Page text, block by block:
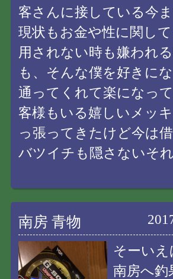
客さんに接している今
現状もお金や性に関し
用されない時も嫌われ
も、そんな僕を好きに
通ってくれて楽になっ
客様もいる嬉しいメッ
っ張ってきたけど今は
バツイチも隠さないそ
南房 青物
そーいえ
南房へ釣